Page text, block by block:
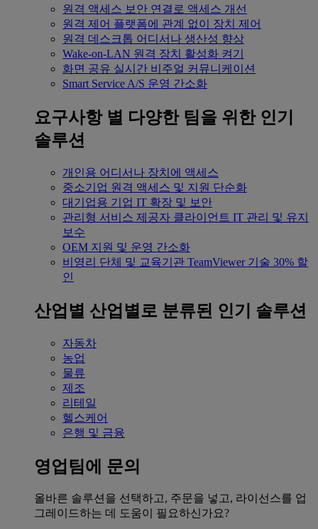
원격 액세스 보안 연결로 액세스 개선
원격 제어 플랫폼에 관계 없이 장치 제어
원격 데스크톱 어디서나 생산성 향상
Wake-on-LAN 원격 장치 활성화 켜기
화면 공유 실시간 비주얼 커뮤니케이션
Smart Service A/S 운영 간소화
요구사항 별 다양한 팀을 위한 인기
솔루션
개인용 어디서나 장치에 액세스
중소기업 원격 액세스 및 지원 단순화
대기업용 기업 IT 확장 및 보안
관리형 서비스 제공자 클라이언트 IT 관리 및 유지
보수
OEM 지원 및 운영 간소화
비영리 단체 및 교육기관 TeamViewer 기술 30% 할
인
산업별 산업별로 분류된 인기 솔루션
자동차
농업
물류
제조
리테일
헬스케어
은행 및 금융
영업팀에 문의
올바른 솔루션을 선택하고, 주문을 넣고, 라이선스를 업
그레이드하는 데 도움이 필요하신가요?